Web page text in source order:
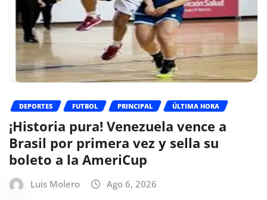
DEPORTES FUTBOL PRINCIPAL ÚLTIMA HORA
¡Historia pura! Venezuela vence a
Brasil por primera vez y sella su
boleto a la AmeriCup
Luis Molero Ago 6, 2026